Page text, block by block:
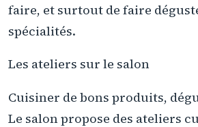
faire, et surtout de faire
spécialités.
Les ateliers sur le salon
Cuisiner de bons produits,
Le salon propose des ateliers